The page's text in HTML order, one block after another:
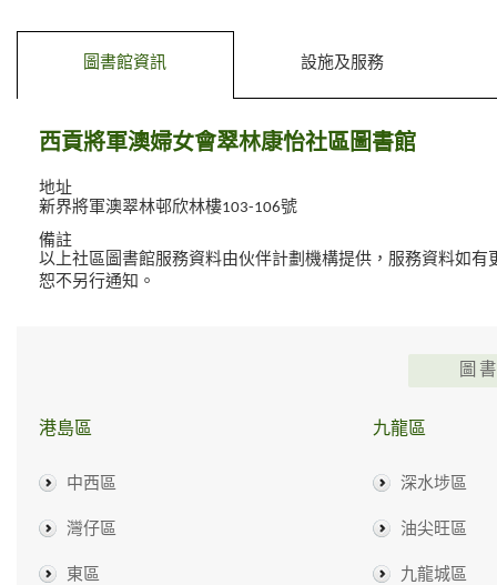
圖書館資訊 設施及服務
西貢將軍澳婦女會翠林康怡社區圖書館
地址
新界將軍澳翠林邨欣林樓103-106號
備註
以上社區圖書館服務資料由伙伴計劃機構提供，服務資料如有
恕不另行通知。
圖
港島區
中西區
灣仔區
東區
九龍區
深水埗區
油尖旺區
九龍城區